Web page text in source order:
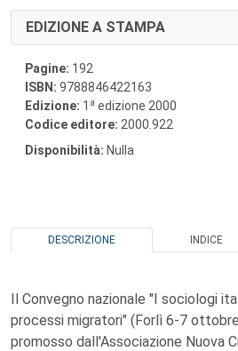
EDIZIONE A STAMPA
Pagine: 192
ISBN: 9788846422163
Edizione: 1 a edizione 2000
Codice editore: 2000.922
Disponibilità: Nulla
DESCRIZIONE INDICE
Il Convegno nazionale "I sociologi
processi migratori" (Forlì 6-7
promosso dall'Associazione Nuova